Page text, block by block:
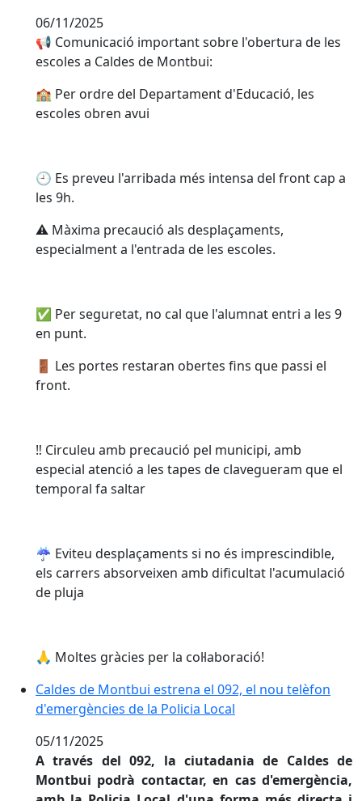
06/11/2025
📢 Comunicació important sobre l'obertura de les
escoles a Caldes de Montbui:
🏫 Per ordre del Departament d'Educació, les
escoles obren avui
🕘 Es preveu l'arribada més intensa del front cap a
les 9h.
⚠️ Màxima precaució als desplaçaments,
especialment a l'entrada de les escoles.
✅ Per seguretat, no cal que l'alumnat entri a les 9
en punt.
🚪 Les portes restaran obertes fins que passi el
front.
‼️ Circuleu amb precaució pel municipi, amb
especial atenció a les tapes de clavegueram que el
temporal fa saltar
☔️ Eviteu desplaçaments si no és imprescindible,
els carrers absorveixen amb dificultat l'acumulació
de pluja
🙏 Moltes gràcies per la col·laboració!
Caldes de Montbui estrena el 092, el nou telèfon
Caldes de Montbui estrena el 092, el nou telèfon
d'emergències de la Policia Local
05/11/2025
A través del 092, la ciutadania de Caldes de
Montbui podrà contactar, en cas d'emergència,